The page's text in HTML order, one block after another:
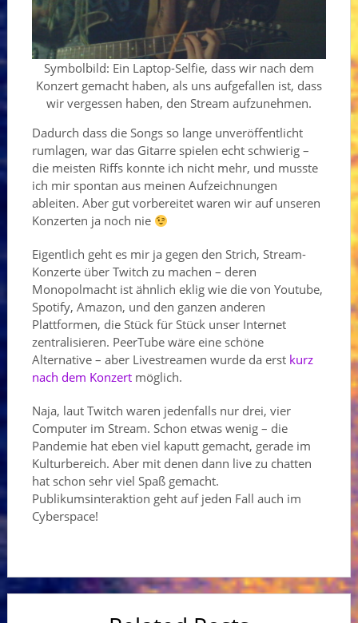
Symbolbild: Ein Laptop-Selfie, dass wir nach dem
Konzert gemacht haben, als uns aufgefallen ist, dass
wir vergessen haben, den Stream aufzunehmen.
Dadurch dass die Songs so lange unveröffentlicht
rumlagen, war das Gitarre spielen echt schwierig –
die meisten Riffs konnte ich nicht mehr, und musste
ich mir spontan aus meinen Aufzeichnungen
ableiten. Aber gut vorbereitet waren wir auf unseren
Konzerten ja noch nie
Eigentlich geht es mir ja gegen den Strich, Stream-
Konzerte über Twitch zu machen – deren
Monopolmacht ist ähnlich eklig wie die von Youtube,
Spotify, Amazon, und den ganzen anderen
Plattformen, die Stück für Stück unser Internet
zentralisieren. PeerTube wäre eine schöne
Alternative – aber Livestreamen wurde da erst kurz
nach dem Konzertmöglich.
Naja, laut Twitch waren jedenfalls nur drei, vier
Computer im Stream. Schon etwas wenig – die
Pandemie hat eben viel kaputt gemacht, gerade im
Kulturbereich. Aber mit denen dann live zu chatten
hat schon sehr viel Spaß gemacht.
Publikumsinteraktion geht auf jeden Fall auch im
Cyberspace!